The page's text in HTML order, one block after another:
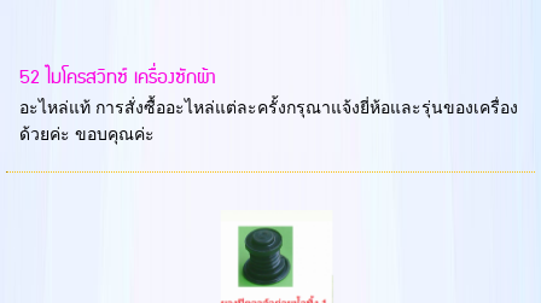
52 ไมโครสวิทซ์ เครื่องซักผ้า
อะไหล่แท้ การสั่งซื้ออะไหล่แต่ละครั้งกรุณาแจ้งยี่ห้อและรุ่นของเครื่อง
ด้วยค่ะ ขอบคุณค่ะ